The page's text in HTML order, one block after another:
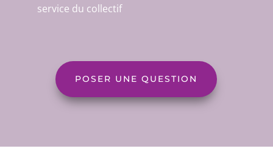
service du collectif
POSER UNE QUESTION